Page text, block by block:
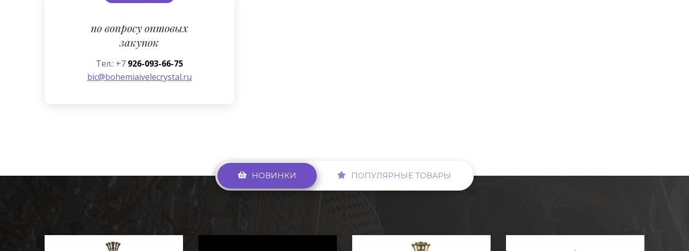
по вопросу оптовых
закупок
Тел.: +7 926-093-66-75
bic@bohemiaivelecrystal.ru
НОВИНКИ ПОПУЛЯРНЫЕ ТОВАРЫ